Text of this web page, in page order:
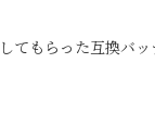
もらった互換バ